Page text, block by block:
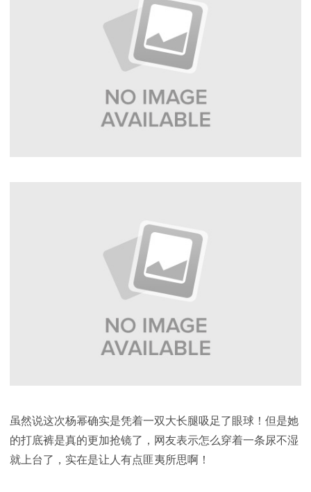
虽然说这次杨幂确实是凭着一双大长腿吸足了眼球！但是她
的打底裤是真的更加抢镜了，网友表示怎么穿着一条尿不湿
就上台了，实在是让人有点匪夷所思啊！